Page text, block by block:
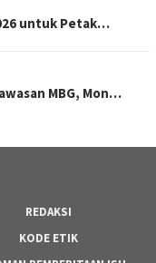
untuk Petak…
MBG, Mon…
REDAKSI
KODE ETIK